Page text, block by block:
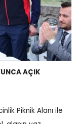
AÇIK
Piknik Alanı ile